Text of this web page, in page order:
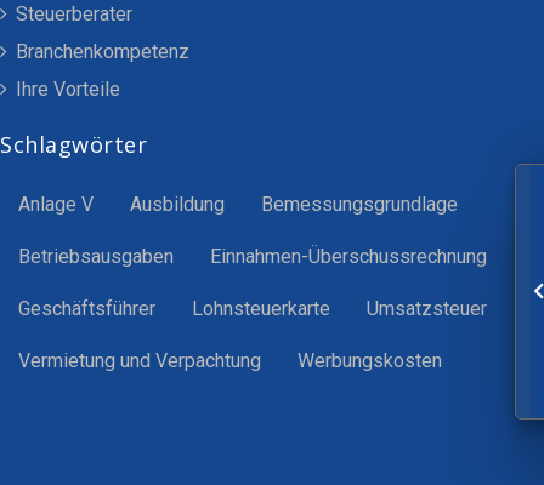
Steuerberater
Branchenkompetenz
Ihre Vorteile
Schlagwörter
Anlage V Ausbildung Bemessungsgrundlage
Betriebsausgaben Einnahmen-Überschussrechnung
Geschäftsführer Lohnsteuerkarte Umsatzsteuer
Vermietung und Verpachtung Werbungskosten